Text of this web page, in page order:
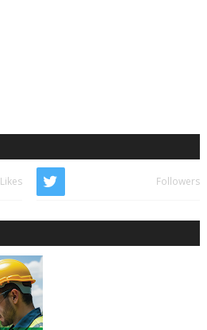
Likes Followers